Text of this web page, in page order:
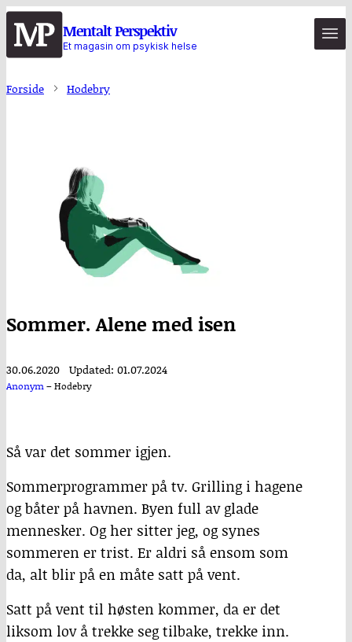
Hopp
til
hovedinnhold
Mentalt Perspektiv
Et magasin om psykisk helse
Forside Hodebry
Sommer. Alene med isen
30.06.2020 Updated: 01.07.2024
Anonym–Hodebry
Så var det sommer igjen.
Sommerprogrammer på tv. Grilling i hagene
og båter på havnen. Byen full av glade
mennesker. Og her sitter jeg, og synes
sommeren er trist. Er aldri så ensom som
da, alt blir på en måte satt på vent.
Satt på vent til høsten kommer, da er det
liksom lov å trekke seg tilbake, trekke inn.